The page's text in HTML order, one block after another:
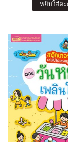
หยิบใส่ตะ